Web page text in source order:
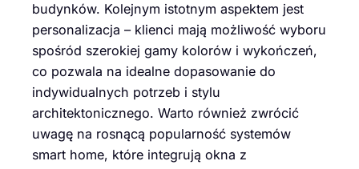
budynków. Kolejnym istotnym aspektem jest
personalizacja – klienci mają możliwość wyboru
spośród szerokiej gamy kolorów i wykończeń,
co pozwala na idealne dopasowanie do
indywidualnych potrzeb i stylu
architektonicznego. Warto również zwrócić
uwagę na rosnącą popularność systemów
smart home, które integrują okna z